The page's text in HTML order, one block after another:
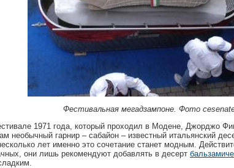
Фестивальная мегадзампоне. Фото
1971 года, который проходил в Модене, Джорджо
необычный гарнир – сабайон – известный итальянский
лет именно это сочетание станет модным.
они лишь рекомендуют добавлять в десерт